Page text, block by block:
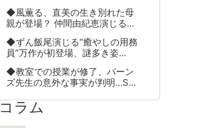
◆風薫る、直美の生き別れた母
親が登場？ 仲間由紀恵演じる…
◆ずん飯尾演じる“癒やしの用務
員”万作が初登場、謎多き姿…
◆教室での授業が修了、バーン
ズ先生の意外な事実が判明…S…
コラム